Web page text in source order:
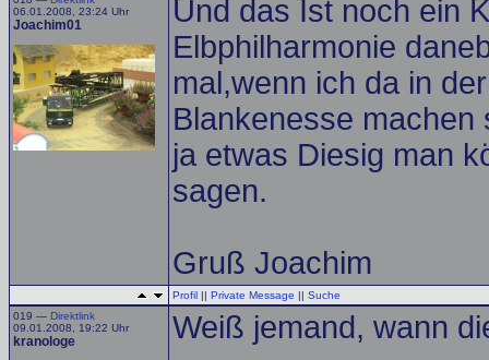
06.01.2008, 23:24 Uhr
Joachim01
Und das Ist noch ein
Elbphilharmonie
mal,wenn ich da in
Blankenesse machen
ja etwas Diesig man
sagen.
Gruß Joachim
Profil || Private Message || Suche
019 — Direktlink
09.01.2008, 19:22 Uhr
kranologe Weiß jemand, wann